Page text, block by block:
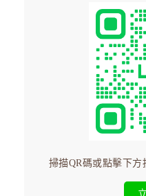
● 官網線上訂購立即享優惠
瀏覽本網站，我們將認定您已
掃描QR碼或點擊下方